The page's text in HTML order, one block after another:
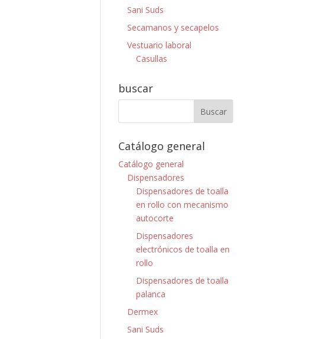
Sani Suds
Secamanos y secapelos
Vestuario laboral
Casullas
buscar
Catálogo general
Catálogo general
Dispensadores
Dispensadores de toalla
en rollo con mecanismo
autocorte
Dispensadores
electrónicos de toalla en
rollo
Dispensadores de toalla
palanca
Dermex
Sani Suds